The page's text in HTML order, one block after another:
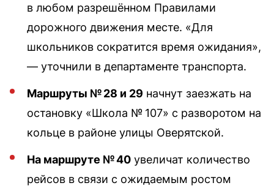
в любом разрешённом Правилами
дорожного движения месте. «Для
школьников сократится время ожидания»,
— уточнили в департаменте транспорта.
Маршруты № 28 и 29 начнут заезжать на
остановку «Школа № 107» с разворотом на
кольце в районе улицы Оверятской.
На маршруте № 40 увеличат количество
рейсов в связи с ожидаемым ростом